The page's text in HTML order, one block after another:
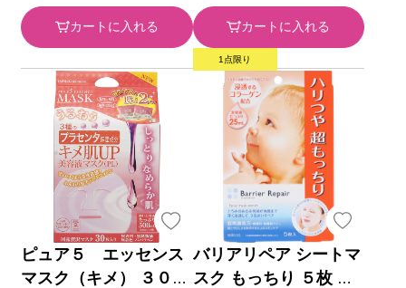
カートに入れる カートに入れる
ピュア５ エッセンス
マスク（キメ） ３０枚
1点限り
バリアリペア シートマ
スク もっちり ５枚 マ